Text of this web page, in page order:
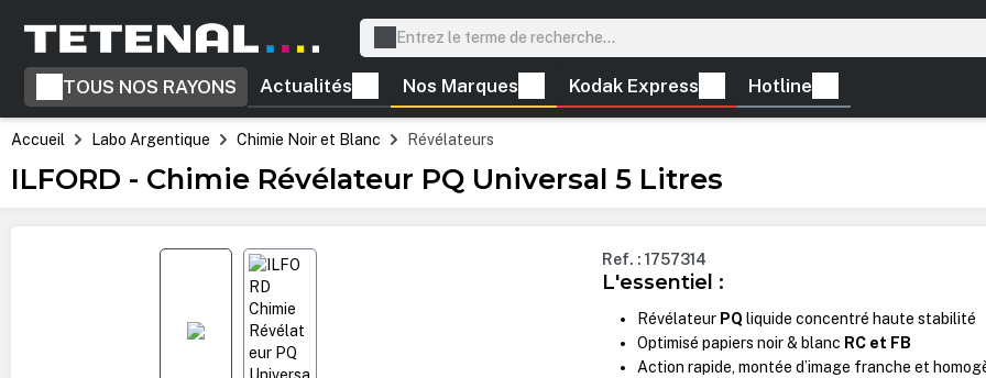
Passer à la navigation principale
TOUS NOS RAYONS Actualités Nos Marques Kodak Express Hotline
Accueil Labo Argentique Chimie Noir et Blanc Révélateurs
ILFORD - Chimie Révélateur PQ Universal 5 Litres
Ignorer la galerie d'images Ref. : 1757314
L'essentiel :
Révélateur PQ liquide concentré haute stabilité
Optimisé papiers noir & blanc RC et FB
Action rapide, montée d’image franche et